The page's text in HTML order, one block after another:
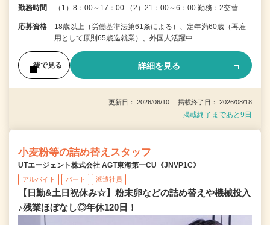
勤務時間 （1）8：00～17：00 （2）21：00～6：00 勤務：2交替
応募資格
18歳以上（労働基準法第61条による）、定年満60歳（再雇
用として原則65歳迄就業）、外国人活躍中
後で見る 詳細を見る
更新日： 2026/06/10 掲載終了日： 2026/08/18
掲載終了まであと9日
小麦粉等の詰め替えスタッフ
UTエージェント株式会社 AGT東海第一CU《JNVP1C》
アルバイト パート 派遣社員
【日勤&土日祝休み☆】粉末卵などの詰め替えや機械投入
♪残業ほぼなし◎年休120日！